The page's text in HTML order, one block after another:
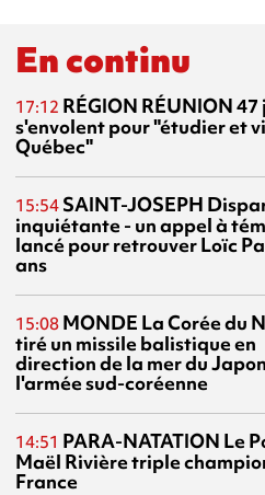
En continu
17:12 RÉGION RÉUNION47
s'envolent pour "étudier et
Québec"
15:54 SAINT-JOSEPH
inquiétante - un appel à
lancé pour retrouver Loïc
ans
15:08 MONDE La Corée du
tiré un missile balistique en
direction de la mer du
l'armée sud-coréenne
14:51 PARA-NATATION Le
Maël Rivière triple
France